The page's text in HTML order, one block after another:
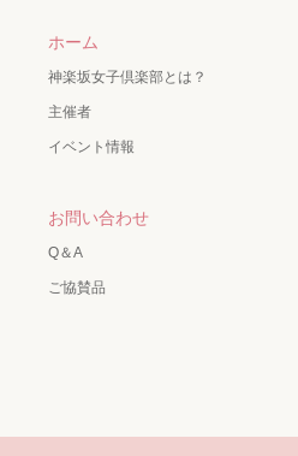
ホーム
神楽坂女子倶楽部とは？
主催者
イベント情報
お問い合わせ
Q＆A
ご協賛品